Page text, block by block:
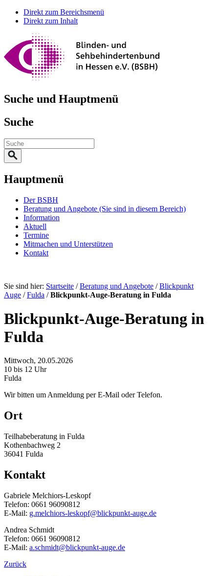
Direkt zum Bereichsmenü
Direkt zum Inhalt
Suche und Hauptmenü
Suche
Hauptmenü
Der BSBH
Beratung und Angebote (Sie sind in diesem Bereich)
Information
Aktuell
Termine
Mitmachen und Unterstützen
Kontakt
Sie sind hier: Startseite / Beratung und Angebote /Blickpunkt
Auge /Fulda /Blickpunkt-Auge-Beratung in Fulda
Blickpunkt-Auge-Beratung in
Fulda
Mittwoch, 20.05.2026
10 bis 12 Uhr
Fulda
Wir bitten um Anmeldung per E-Mail oder Telefon.
Ort
Teilhabeberatung in Fulda
Kothenbachweg 2
36041 Fulda
Kontakt
Gabriele Melchiors-Leskopf
Telefon: 0661 96090812
E-Mail: g.melchiors-leskopf@blickpunkt-auge.de
Andrea Schmidt
Telefon: 0661 96090812
E-Mail: a.schmidt@blickpunkt-auge.de
Zurück